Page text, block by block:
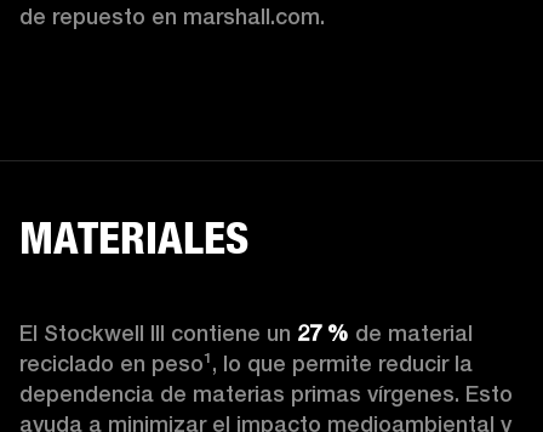
de repuesto en marshall.com.
MATERIALES
El Stockwell III contiene un 27 % de material
reciclado en peso¹, lo que permite reducir la
dependencia de materias primas vírgenes. Esto
ayuda a minimizar el impacto medioambiental y